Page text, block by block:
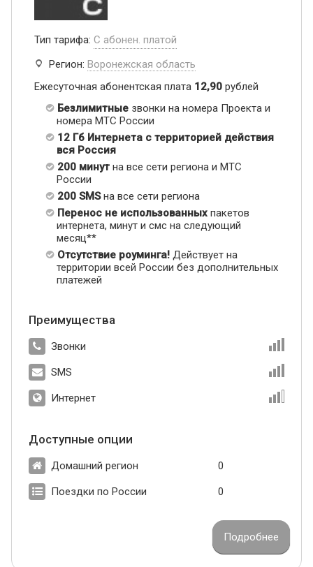
Тип тарифа: С абонен. платой
Регион: Воронежская область
Ежесуточная абонентская плата 12,90 рублей
Безлимитные звонки на номера Проекта и
номера МТС России
12 Гб Интернета с территорией действия
вся Россия
200 минут на все сети региона и МТС
России
200 SMSна все сети региона
Перенос не использованных пакетов
интернета, минут и смс на следующий
месяц**
Отсутствие роуминга! Действует на
территории всей России без дополнительных
платежей
Преимущества
Звонки
SMS
Интернет
Доступные опции
Домашний регион 0
Поездки по России 0
Подробнее